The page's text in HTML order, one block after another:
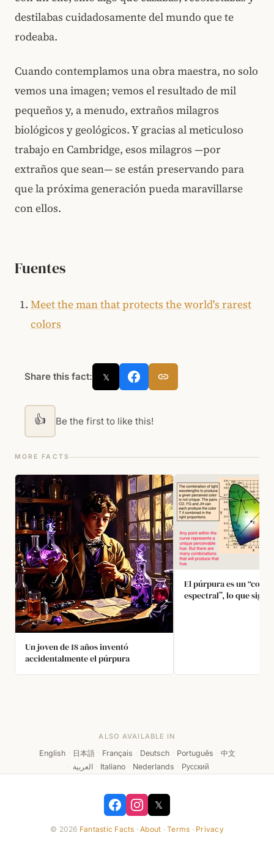
destilabas cuidadosamente del mundo que te
rodeaba.
Cuando contemplamos una obra maestra, no solo
vemos una imagen; vemos el resultado de mil
pequeños y, a menudo, extraños milagros
biológicos y geológicos. Y gracias al meticuloso
trabajo en Cambridge, esos milagros —por
extraños que sean— se están preservando para
que la próxima generación pueda maravillarse
con ellos.
Fuentes
Meet the man that protects the world's rarest
colors
Share this fact: 𝕏
👍 Be the first to like this!
MORE FACTS
Un joven de 18 años inventó
accidentalmente el púrpura
El púrpura es un “color
espectral”, lo que
ALSO AVAILABLE IN
English · 日本語 · Français · Deutsch · Português · 中文
· العربية · Italiano · Nederlands · Русский
𝕏
© 2026 Fantastic Facts ·About ·Terms · Privacy